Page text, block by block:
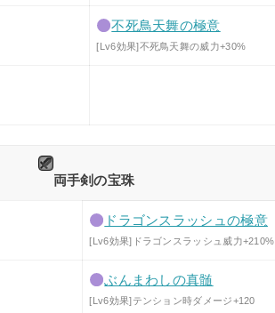
不死鳥天舞の極意
[Lv6効果]不死鳥天舞の威力+30%
両手剣の宝珠
ドラゴンスラッシュの極意
[Lv6効果]ドラゴンスラッシュ威力+210%
ぶんまわしの真髄
[Lv6効果]テンション時ダメージ+120